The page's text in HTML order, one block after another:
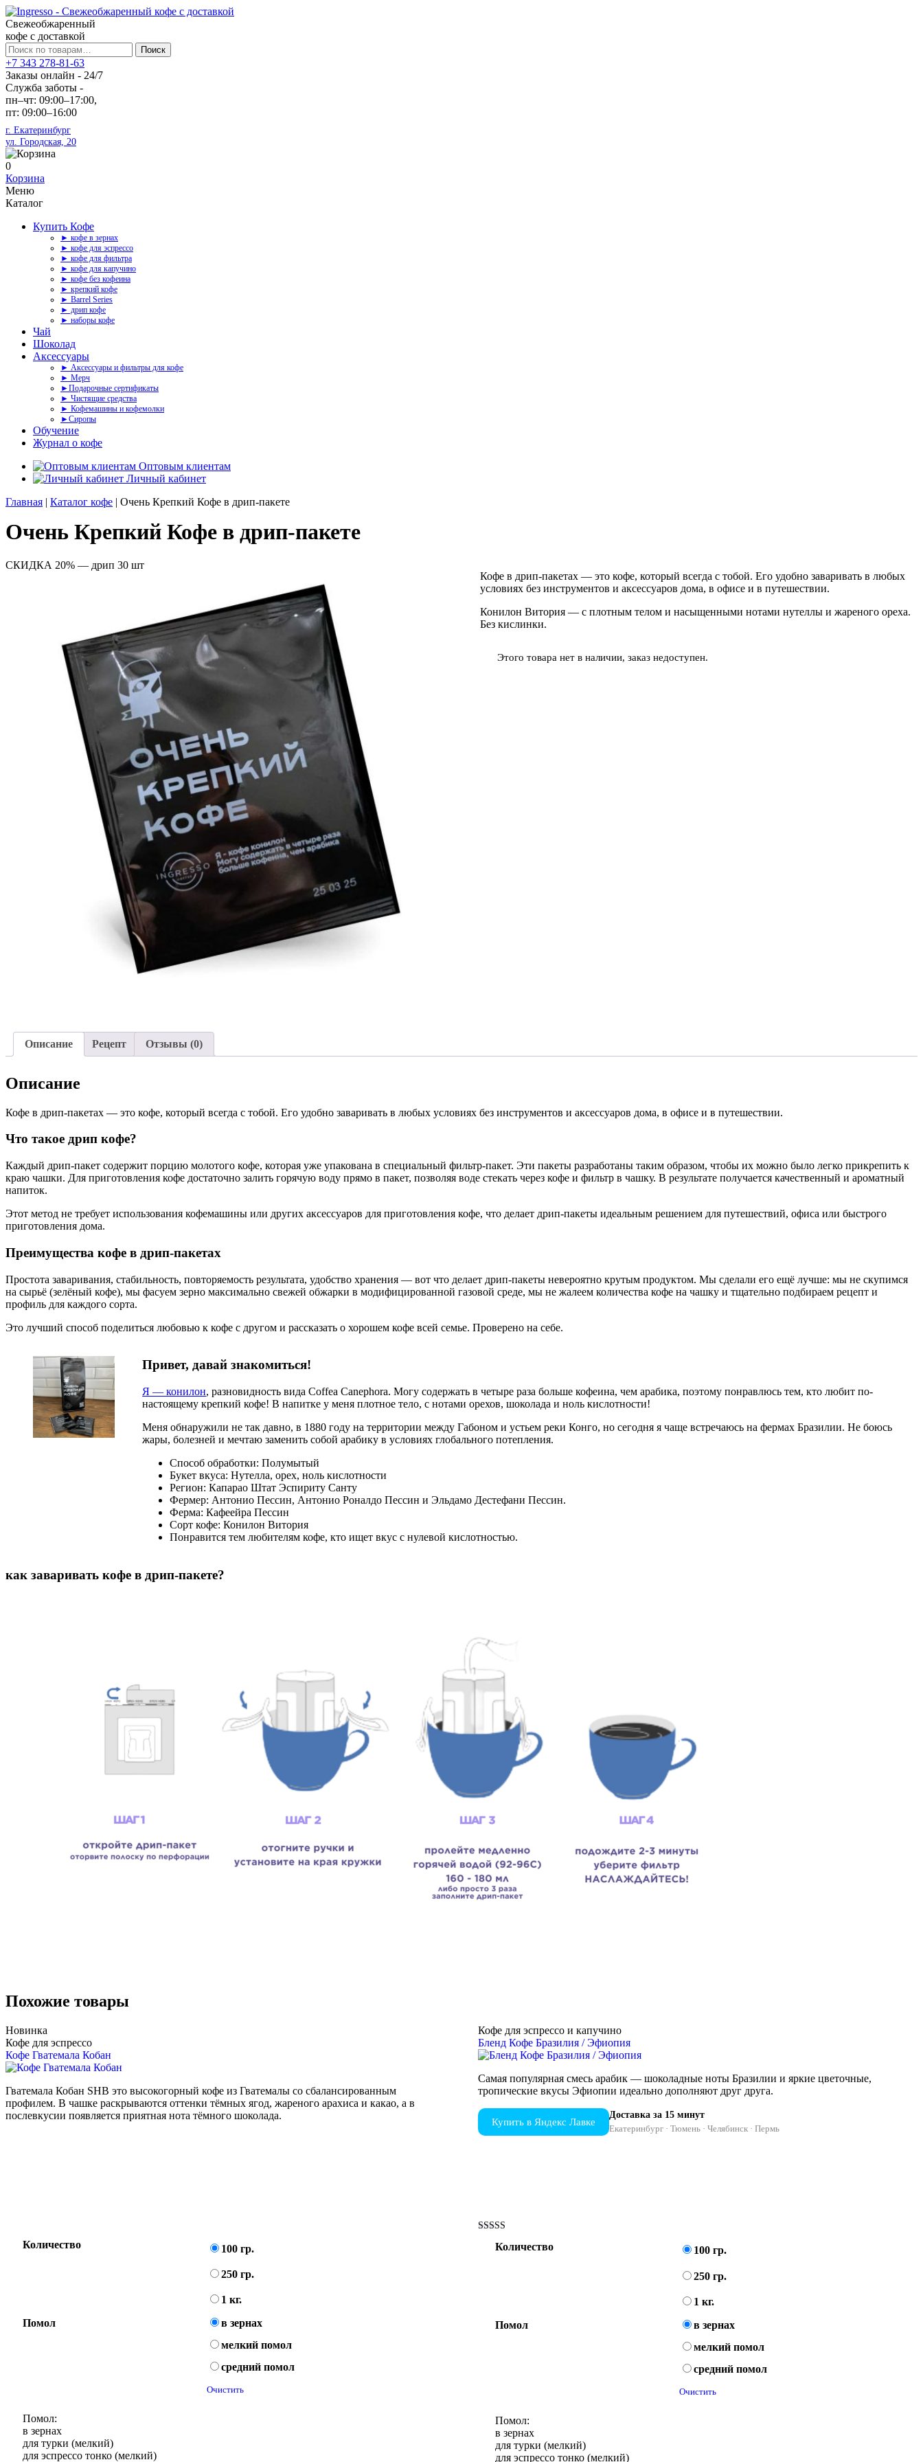
Свежеобжаренный
кофе с доставкой
Искать:
Поиск
+7 343 278-81-63
Заказы онлайн - 24/7
Служба заботы -
пн–чт: 09:00–17:00,
пт: 09:00–16:00
г. Екатеринбург
ул. Городская, 20
0
Корзина
Меню
Каталог
Купить Кофе
► кофе в зернах
► кофе для эспрессо
► кофе для фильтра
► кофе для капучино
► кофе без кофеина
► крепкий кофе
► Barrel Series
► дрип кофе
► наборы кофе
Чай
Шоколад
Аксессуары
► Аксессуары и фильтры для кофе
► Мерч
►Подарочные сертификаты
► Чистящие средства
► Кофемашины и кофемолки
►Сиропы
Обучение
Журнал о кофе
Оптовым клиентам
Личный кабинет
Главная | Каталог кофе | Очень Крепкий Кофе в дрип-пакете
Очень Крепкий Кофе в дрип-пакете
СКИДКА 20% — дрип 30 шт
Кофе в дрип-пакетах — это кофе, который всегда с тобой. Его удобно заваривать в любых
условиях без инструментов и аксессуаров дома, в офисе и в путешествии.
Конилон Витория — с плотным телом и насыщенными нотами нутеллы и жареного ореха.
Без кислинки.
Этого товара нет в наличии, заказ недоступен.
Описание Рецепт Отзывы (0)
Описание
Кофе в дрип-пакетах — это кофе, который всегда с тобой. Его удобно заваривать в любых условиях без инструментов и аксессуаров дома, в офисе и в путешествии.
Что такое дрип кофе?
Каждый дрип-пакет содержит порцию молотого кофе, которая уже упакована в специальный фильтр-пакет. Эти пакеты разработаны таким образом, чтобы их можно было легко прикрепить к
краю чашки. Для приготовления кофе достаточно залить горячую воду прямо в пакет, позволяя воде стекать через кофе и фильтр в чашку. В результате получается качественный и ароматный
напиток.
Этот метод не требует использования кофемашины или других аксессуаров для приготовления кофе, что делает дрип-пакеты идеальным решением для путешествий, офиса или быстрого
приготовления дома.
Преимущества кофе в дрип-пакетах
Простота заваривания, стабильность, повторяемость результата, удобство хранения — вот что делает дрип-пакеты невероятно крутым продуктом. Мы сделали его ещё лучше: мы не скупимся
на сырьё (зелёный кофе), мы фасуем зерно максимально свежей обжарки в модифицированной газовой среде, мы не жалеем количества кофе на чашку и тщательно подбираем рецепт и
профиль для каждого сорта.
Это лучший способ поделиться любовью к кофе с другом и рассказать о хорошем кофе всей семье. Проверено на себе.
Привет, давай знакомиться!
Я — конилон, разновидность вида Coffea Canephora. Могу содержать в четыре раза больше кофеина, чем арабика, поэтому понравлюсь тем, кто любит по-
настоящему крепкий кофе! В напитке у меня плотное тело, с нотами орехов, шоколада и ноль кислотности!
Меня обнаружили не так давно, в 1880 году на территории между Габоном и устьем реки Конго, но сегодня я чаще встречаюсь на фермах Бразилии. Не боюсь
жары, болезней и мечтаю заменить собой арабику в условиях глобального потепления.
Способ обработки: Полумытый
Букет вкуса: Нутелла, орех, ноль кислотности
Регион: Капарао Штат Эспириту Санту
Фермер: Антонио Пессин, Антонио Роналдо Пессин и Эльдамо Дестефани Пессин.
Ферма: Кафеейра Пессин
Сорт кофе: Конилон Витория
Понравится тем любителям кофе, кто ищет вкус с нулевой кислотностью.
как заваривать кофе в дрип-пакете?
Похожие товары
Новинка
Кофе для эспрессо
Кофе Гватемала Кобан
Гватемала Кобан SHB это высокогорный кофе из Гватемалы со сбалансированным
профилем. В чашке раскрываются оттенки тёмных ягод, жареного арахиса и какао, а в
послевкусии появляется приятная нота тёмного шоколада.
Количество 100 гр.
250 гр.
1 кг.
Помол
в зернах
мелкий помол
средний помол
Очистить
Помол:
в зернах
для турки (мелкий)
для эспрессо тонко (мелкий)
Кофе для эспрессо и капучино
Бленд Кофе Бразилия / Эфиопия
Самая популярная смесь арабик — шоколадные ноты Бразилии и яркие цветочные,
тропические вкусы Эфиопии идеально дополняют друг друга.
Купить в Яндекс Лавке
Доставка за 15 минут
Екатеринбург · Тюмень · Челябинск · Пермь
Количество 100 гр.
250 гр.
1 кг.
Помол
в зернах
мелкий помол
средний помол
Очистить
Помол:
в зернах
для турки (мелкий)
для эспрессо тонко (мелкий)